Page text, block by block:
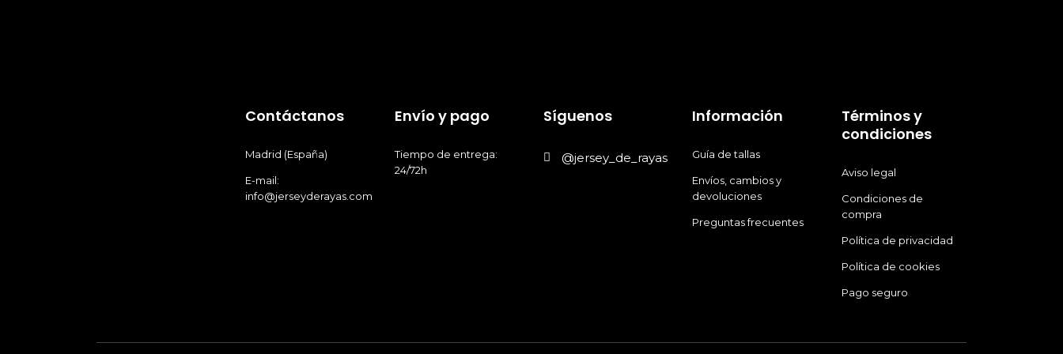
Contáctanos
Madrid (España)
E-mail:
info@jerseyderayas.com
Envío y pago
Tiempo de entrega:
24/72h
Síguenos
@jersey_de_rayas
Información
Guía de tallas
Envíos, cambios y
devoluciones
Preguntas frecuentes
Términos y
condiciones
Aviso legal
Condiciones de
compra
Política de privacidad
Política de cookies
Pago seguro